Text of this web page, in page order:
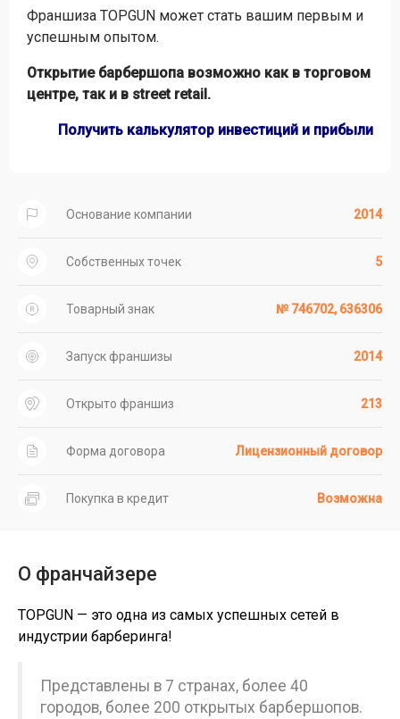
Франшиза TOPGUN может стать вашим первым и
успешным опытом.
Открытие барбершопа возможно как в торговом
центре, так и в street retail.
Получить калькулятор инвестиций и прибыли
Основание компании 2014
Собственных точек 5
Товарный знак № 746702, 636306
Запуск франшизы 2014
Открыто франшиз 213
Форма договора Лицензионный договор
Покупка в кредит Возможна
О франчайзере
TOPGUN — это одна из самых успешных сетей в
индустрии барберинга!
Представлены в 7 странах, более 40
городов, более 200 открытых барбершопов.